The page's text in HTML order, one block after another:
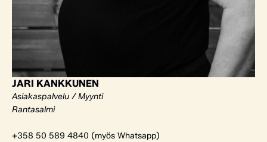
JARI KANKKUNEN
Asiakaspalvelu / Myynti
Rantasalmi
+358 50 589 4840 (myös Whatsapp)